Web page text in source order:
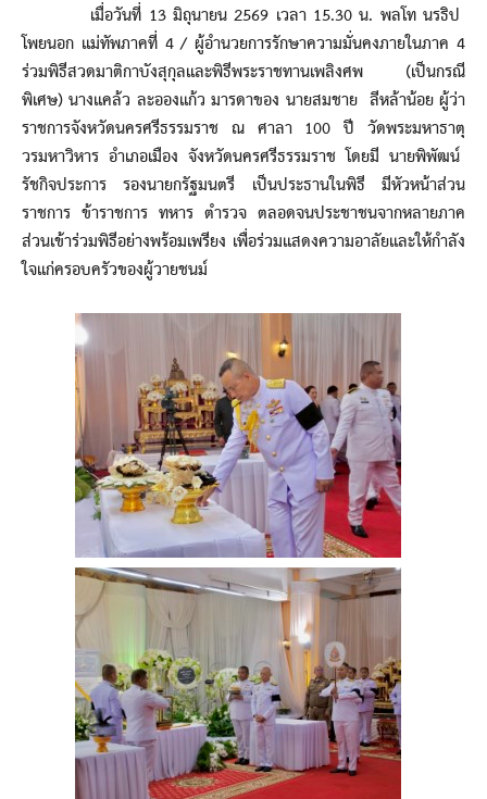
เมื่อวันที่ 13 มิถุนายน 2569 เวลา 15.30 น. พลโท นรธิป
โพยนอก แม่ทัพภาคที่ 4 / ผู้อำนวยการรักษาความมั่นคงภายในภาค 4
ร่วมพิธีสวดมาติกาบังสุกุลและพิธีพระราชทานเพลิงศพ (เป็นกรณี
พิเศษ) นางแคล้ว ละอองแก้ว มารดาของ นายสมชาย ลีหล้าน้อย ผู้ว่า
ราชการจังหวัดนครศรีธรรมราช ณ ศาลา 100 ปี วัดพระมหาธาตุ
วรมหาวิหาร อำเภอเมือง จังหวัดนครศรีธรรมราช โดยมี นายพิพัฒน์
รัชกิจประการ รองนายกรัฐมนตรี เป็นประธานในพิธี มีหัวหน้าส่วน
ราชการ ข้าราชการ ทหาร ตำรวจ ตลอดจนประชาชนจากหลายภาค
ส่วนเข้าร่วมพิธีอย่างพร้อมเพรียง เพื่อร่วมแสดงความอาลัยและให้กำลัง
ใจแก่ครอบครัวของผู้วายชนม์